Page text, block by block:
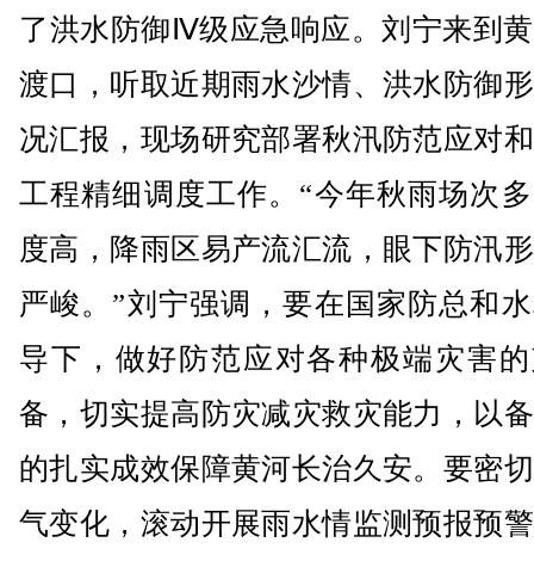
了洪水防御Ⅳ级应急响应。刘宁来到
渡口，听取近期雨水沙情、洪水防御
况汇报，现场研究部署秋汛防范应对
工程精细调度工作。“今年秋雨场次
度高，降雨区易产流汇流，眼下防汛
严峻。”刘宁强调，要在国家防总和
导下，做好防范应对各种极端灾害
备，切实提高防灾减灾救灾能力，以
的扎实成效保障黄河长治久安。要密
气变化，滚动开展雨水情监测预报预